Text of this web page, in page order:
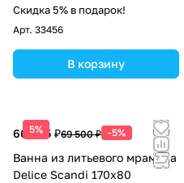
DLR330007RB-M
Скидка 5% в подарок!
Арт. 33456
В корзину
5%
66 025 ₽69 500 ₽ -5%
Ванна из литьевого мрамора
Delice Scandi 170х80